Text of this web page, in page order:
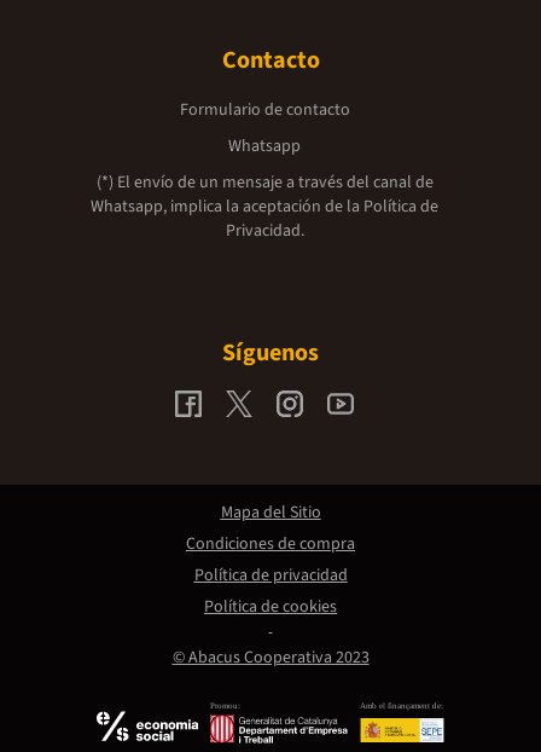
Contacto
Formulario de contacto
Whatsapp
(*) El envío de un mensaje a través del canal de
Whatsapp, implica la aceptación de la Política de
Privacidad.
Síguenos
Promou: Amb el finançament de:
© Abacus Cooperativa 2023
Mapa del Sitio
Condiciones de compra
Política de privacidad
Política de cookies